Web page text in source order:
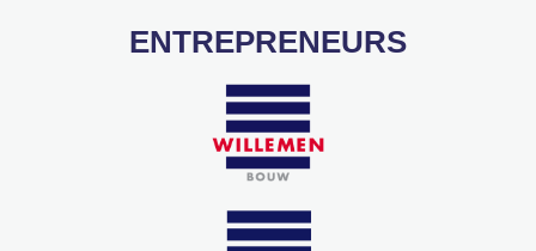
ENTREPRENEURS